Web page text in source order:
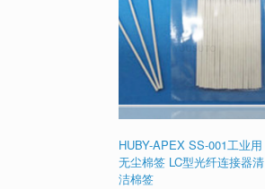
HUBY-APEX SS-001工业用
无尘棉签 LC型光纤连接器清
洁棉签